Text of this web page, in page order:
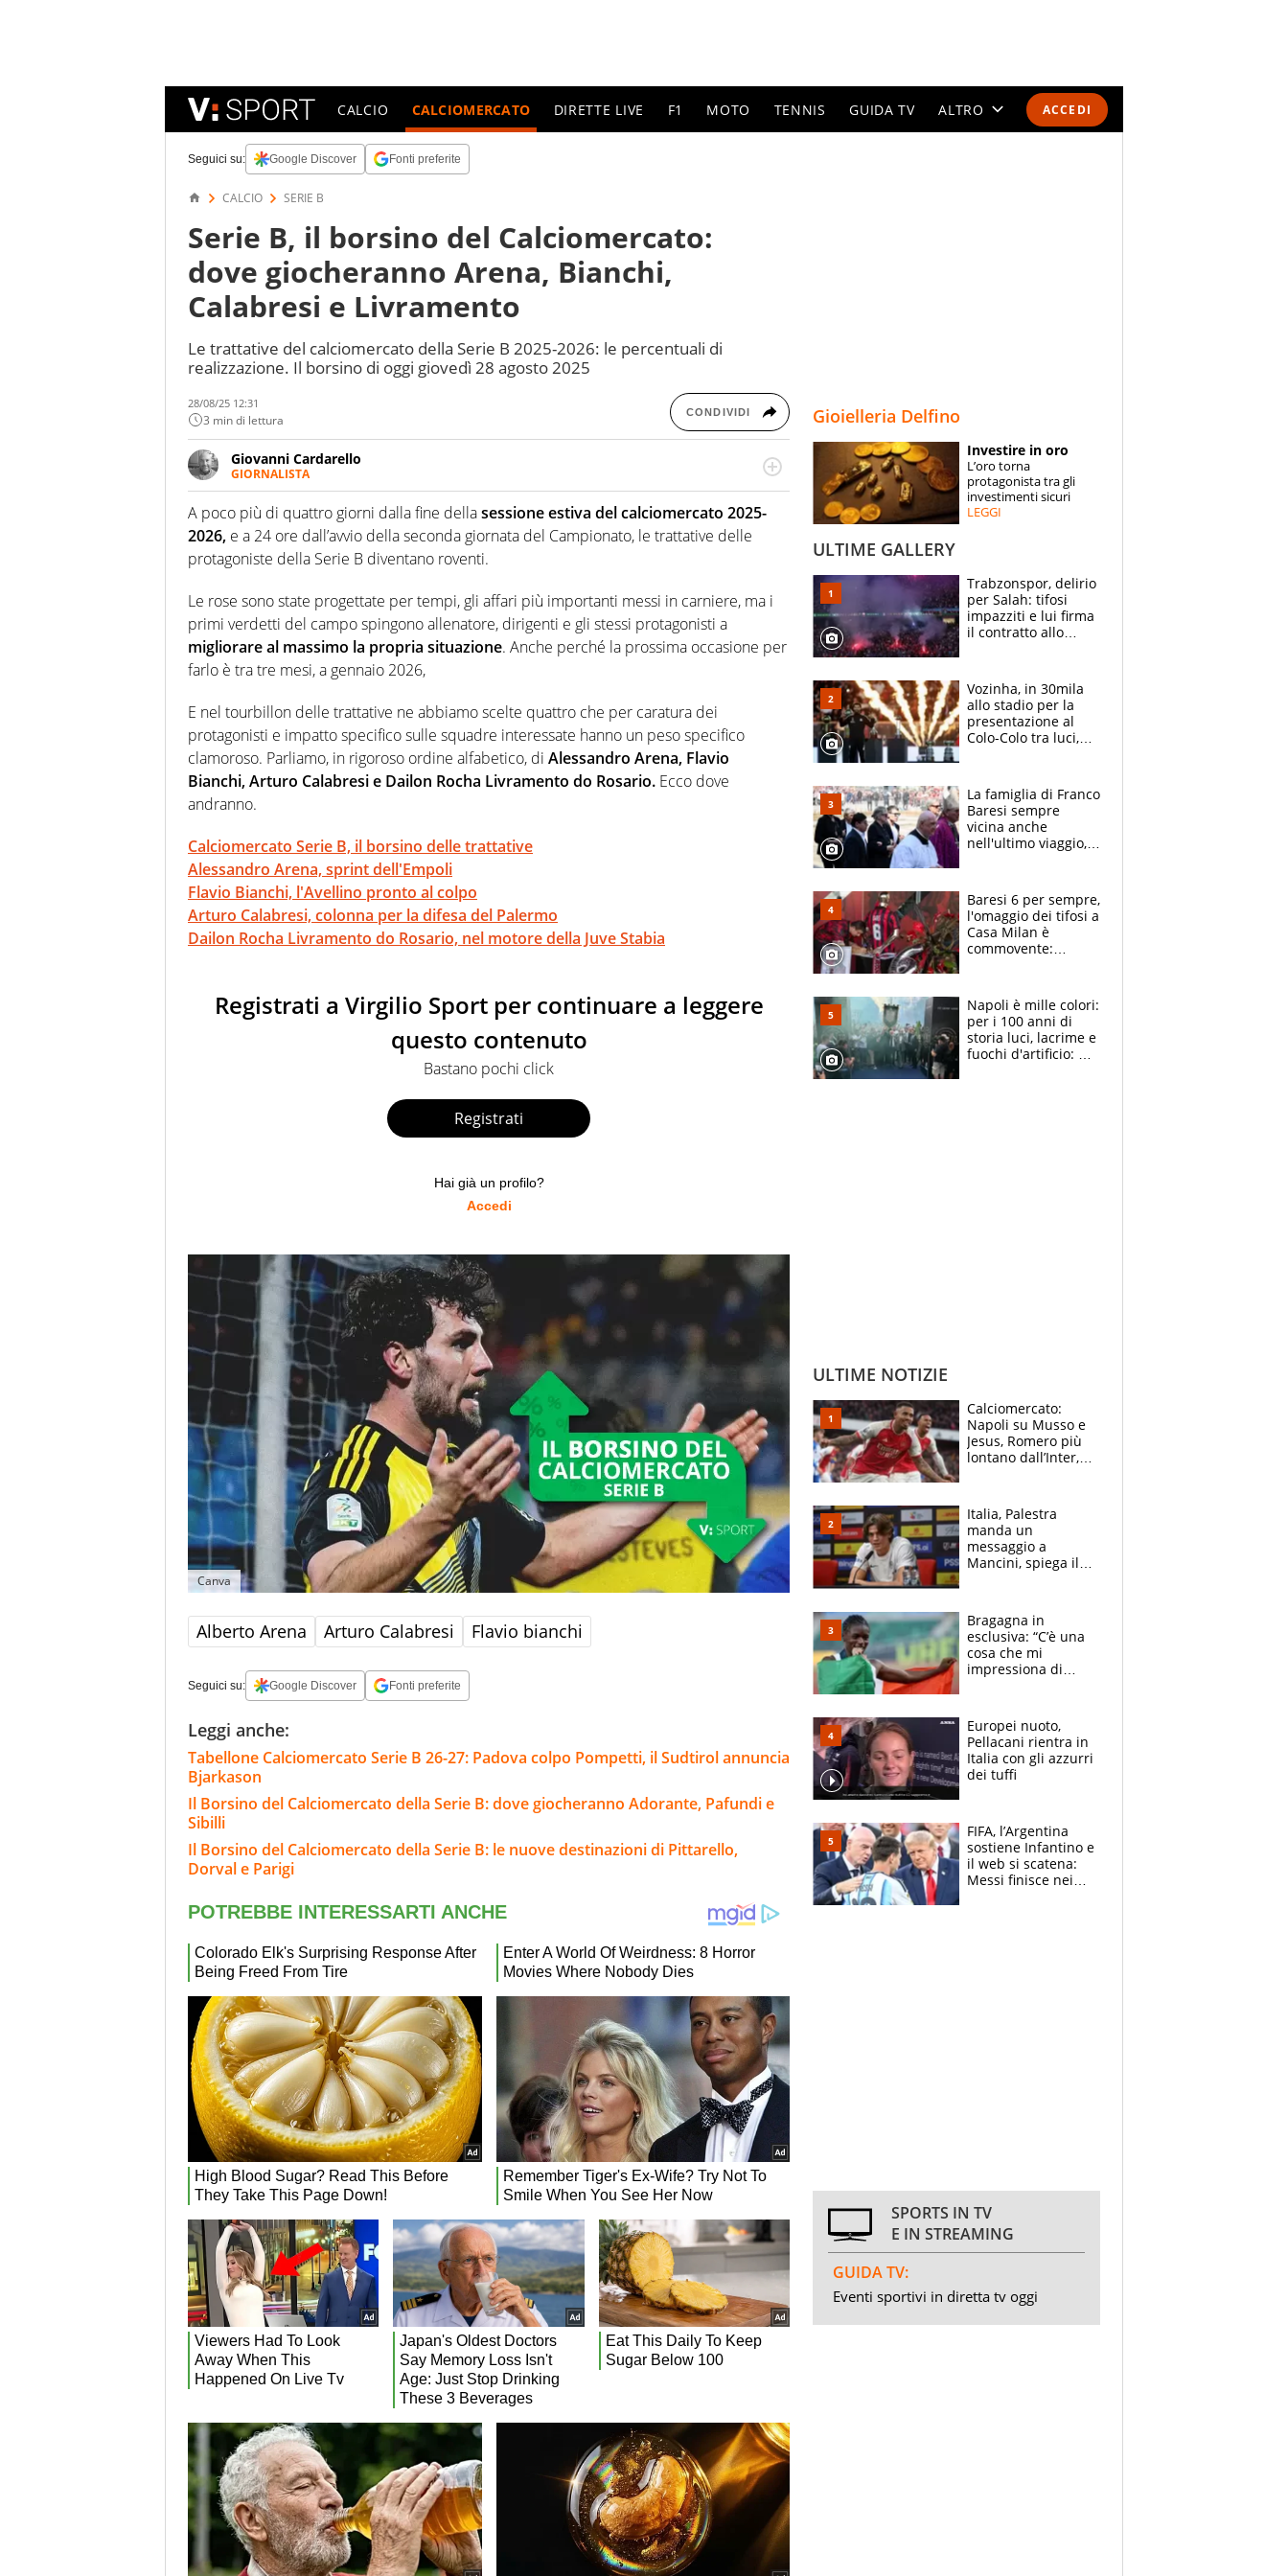
ACCEDI
CALCIO CALCIOMERCATO DIRETTE LIVE F1 MOTO TENNIS GUIDA TV ALTRO
SPECIALI
ESPERTI
Seguici su: Google Discover Fonti preferite
CALCIO SERIE B
Serie B, il borsino del Calciomercato:
dove giocheranno Arena, Bianchi,
Calabresi e Livramento
Le trattative del calciomercato della Serie B 2025-2026: le percentuali di
realizzazione. Il borsino di oggi giovedì 28 agosto 2025
28/08/25 12:31
3 min di lettura CONDIVIDI
Giovanni Cardarello
GIORNALISTA
Giornalista pubblicista, romano ma umbro d'adozione. Scrive di calcio e di basket dai
primi Anni Ottanta, raccontando lo sport in ogni suo aspetto: storico, tecnico, tattico ed
economico.
A poco più di quattro giorni dalla fine dellasessione estiva del calciomercato 2025-
2026, e a 24 ore dall’avvio della seconda giornata del Campionato, le trattative delle
protagoniste della Serie B diventano roventi.
Le rose sono state progettate per tempi, gli affari più importanti messi in carniere, ma i
primi verdetti del campo spingono allenatore, dirigenti e gli stessi protagonisti a
migliorare al massimo la propria situazione. Anche perché la prossima occasione per
farlo è tra tre mesi, a gennaio 2026,
E nel tourbillon delle trattative ne abbiamo scelte quattro che per caratura dei
protagonisti e impatto specifico sulle squadre interessate hanno un peso specifico
clamoroso. Parliamo, in rigoroso ordine alfabetico, di Alessandro Arena, Flavio
Bianchi, Arturo Calabresi e Dailon Rocha Livramento do Rosario. Ecco dove
andranno.
Calciomercato Serie B, il borsino delle trattative
Alessandro Arena, sprint dell'Empoli
Flavio Bianchi, l'Avellino pronto al colpo
Arturo Calabresi, colonna per la difesa del Palermo
Dailon Rocha Livramento do Rosario, nel motore della Juve Stabia
Registrati a Virgilio Sport per continuare a leggere
questo contenuto
Bastano pochi click
Registrati
Hai già un profilo?
Accedi
Canva
Alberto Arena Arturo Calabresi Flavio bianchi
Seguici su: Google Discover Fonti preferite
Leggi anche:
Tabellone Calciomercato Serie B 26-27: Padova colpo Pompetti, il Sudtirol annuncia
Bjarkason
Il Borsino del Calciomercato della Serie B: dove giocheranno Adorante, Pafundi e
Sibilli
Il Borsino del Calciomercato della Serie B: le nuove destinazioni di Pittarello,
Dorval e Parigi
Gioielleria Delfino
Investire in oro
L’oro torna
protagonista tra gli
investimenti sicuri
LEGGI
ULTIME GALLERY
Trabzonspor, delirio
per Salah: tifosi
impazziti e lui firma
il contratto allo
Vozinha, in 30mila
allo stadio per la
presentazione al
Colo-Colo tra luci,
La famiglia di Franco
Baresi sempre
vicina anche
nell'ultimo viaggio,
circondati
dall'affetto dei tifosi
Baresi 6 per sempre,
l'omaggio dei tifosi a
Casa Milan è
commovente:
bigliettini
Napoli è mille colori:
per i 100 anni di
storia luci, lacrime e
fuochi d'artificio: De
ULTIME NOTIZIE
Calciomercato:
Napoli su Musso e
Jesus, Romero più
lontano dall’Inter,
tabellone
Italia, Palestra
manda un
messaggio a
Mancini, spiega il
l'alleanza con
Donnarumma
Bragagna in
esclusiva: “C’è una
cosa che mi
impressiona di
E svela la sorpresa
agli Europei
Europei nuoto,
Pellacani rientra in
Italia con gli azzurri
dei tuffi
FIFA, l’Argentina
sostiene Infantino e
il web si scatena:
Messi finisce nei
SPORTS IN TV
E IN STREAMING
GUIDA TV:
Eventi sportivi in diretta tv oggi